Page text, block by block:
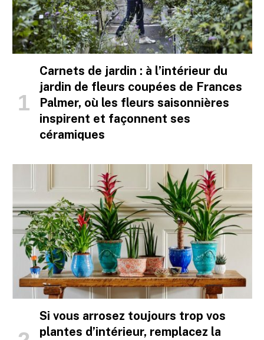
Carnets de jardin : à l’intérieur du
jardin de fleurs coupées de Frances
Palmer, où les fleurs saisonnières
inspirent et façonnent ses
céramiques
Si vous arrosez toujours trop vos
plantes d’intérieur, remplacez la